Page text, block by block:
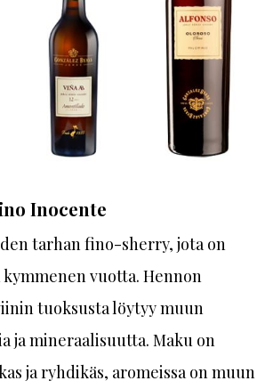
Inocente
tarhan fino-sherry, jota on
vuotta. Hennon
tuoksusta löytyy muun
ja mineraalisuutta. Maku on
ja ryhdikäs, aromeissa on muun